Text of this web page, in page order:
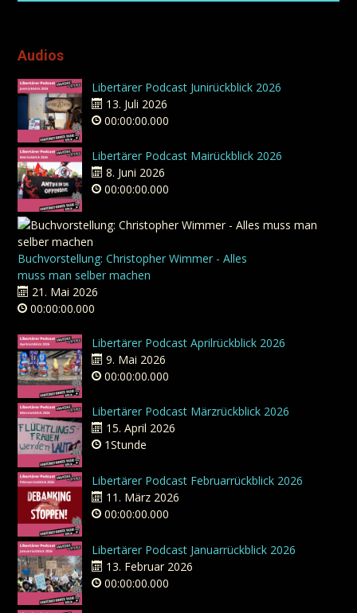
Audios
Libertärer Podcast Junirückblick 2026
13. Juli 2026
00:00:00.000
Libertärer Podcast Mairückblick 2026
8. Juni 2026
00:00:00.000
Buchvorstellung: Christopher Wimmer - Alles
muss man selber machen
21. Mai 2026
00:00:00.000
Libertärer Podcast Aprilrückblick 2026
9. Mai 2026
00:00:00.000
Libertärer Podcast Märzrückblick 2026
15. April 2026
1Stunde
Libertärer Podcast Februarrückblick 2026
11. März 2026
00:00:00.000
Libertärer Podcast Januarrückblick 2026
13. Februar 2026
00:00:00.000